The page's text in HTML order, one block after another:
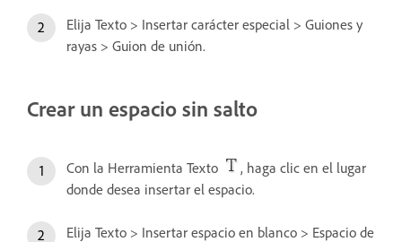
Elija Texto > Insertar carácter especial > Guiones y
rayas > Guion de unión.
Crear un espacio sin salto
Con la Herramienta Texto
, haga clic en el lugar
donde desea insertar el espacio.
Elija Texto > Insertar espacio en blanco > Espacio de